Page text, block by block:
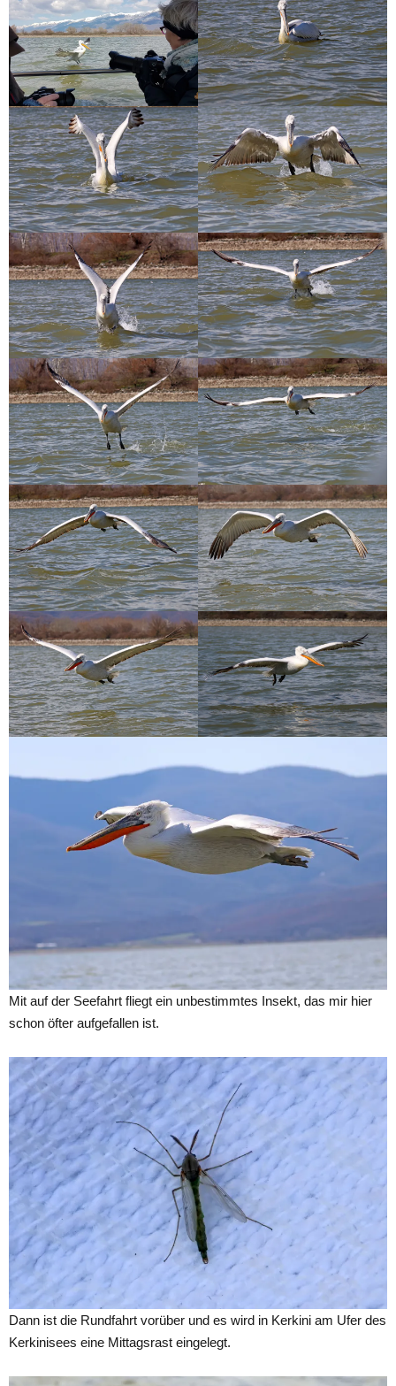
Mit auf der Seefahrt fliegt ein unbestimmtes Insekt, das mir hier
schon öfter aufgefallen ist.
Dann ist die Rundfahrt vorüber und es wird in Kerkini am Ufer des
Kerkinisees eine Mittagsrast eingelegt.